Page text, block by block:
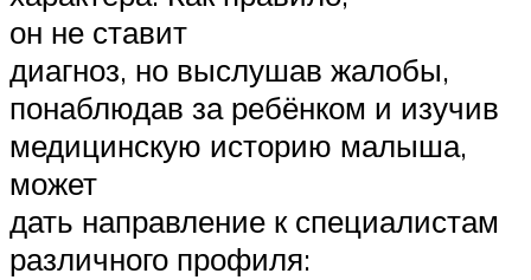
он не ставит
диагноз, но выслушав жалобы,
понаблюдав за ребёнком и изучив
медицинскую историю малыша,
может
дать направление к специалистам
различного профиля: